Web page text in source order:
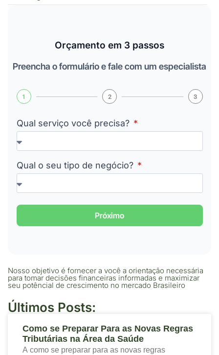
Orçamento em 3 passos
Preencha o formulário e fale com um especialista
1 2 3
Qual serviço você precisa?
Qual o seu tipo de negócio?
Próximo
Nosso objetivo é fornecer a você a orientação necessária
para tomar decisões financeiras informadas e maximizar
seu potêncial de crescimento no mercado Brasileiro
Últimos Posts:
Como se Preparar Para as Novas Regras
Tributárias na Área da Saúde
A como se preparar para as novas regras